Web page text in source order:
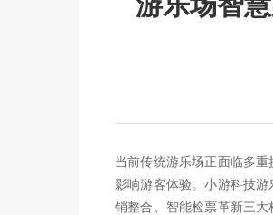
当前传统游乐场正面临多
影响游客体验。小游科技
销整合、智能检票革新三大